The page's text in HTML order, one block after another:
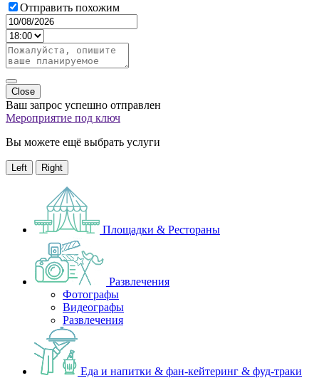
Отправить похожим
Close
Ваш запрос успешно отправлен
Мероприятие под ключ
Вы можете ещё выбрать услуги
Left Right
Площадки & Рестораны
Развлечения
Фотографы
Видеографы
Развлечения
Еда и напитки & фан-кейтеринг & фуд-траки